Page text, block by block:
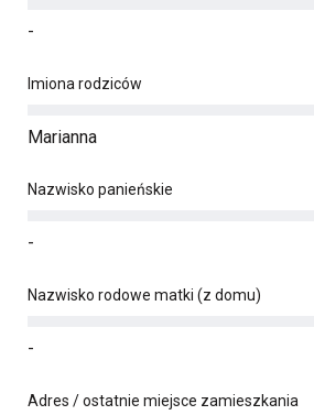
-
Imiona rodziców
Marianna
Nazwisko panieńskie
-
Nazwisko rodowe matki (z domu)
-
Adres / ostatnie miejsce zamieszkania